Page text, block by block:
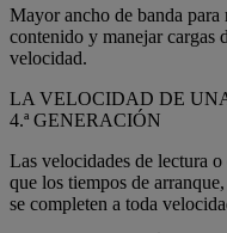
Mayor ancho de banda
contenido y manejar cargas
velocidad.
LA VELOCIDAD DE
4.ª GENERACIÓN
Las velocidades de lectura
que los tiempos de
se completen a toda